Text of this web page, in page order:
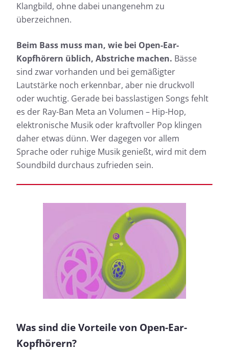
Klangbild, ohne dabei unangenehm zu
überzeichnen.
Beim Bass muss man, wie bei Open-Ear-
Kopfhörern üblich, Abstriche machen. Bässe
sind zwar vorhanden und bei gemäßigter
Lautstärke noch erkennbar, aber nie druckvoll
oder wuchtig. Gerade bei basslastigen Songs fehlt
es der Ray-Ban Meta an Volumen – Hip-Hop,
elektronische Musik oder kraftvoller Pop klingen
daher etwas dünn. Wer dagegen vor allem
Sprache oder ruhige Musik genießt, wird mit dem
Soundbild durchaus zufrieden sein.
Was sind die Vorteile von Open-Ear-
Kopfhörern?